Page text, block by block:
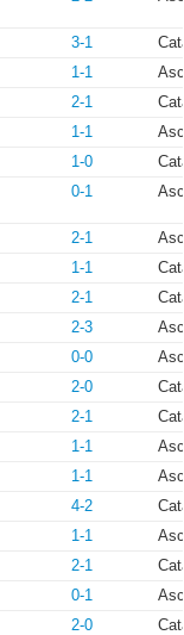
3-1
1-1
2-1
1-1
1-0
0-1
2-1
1-1
2-1
2-3
0-0
2-0
2-1
1-1
1-1
4-2
1-1
2-1
0-1
2-0